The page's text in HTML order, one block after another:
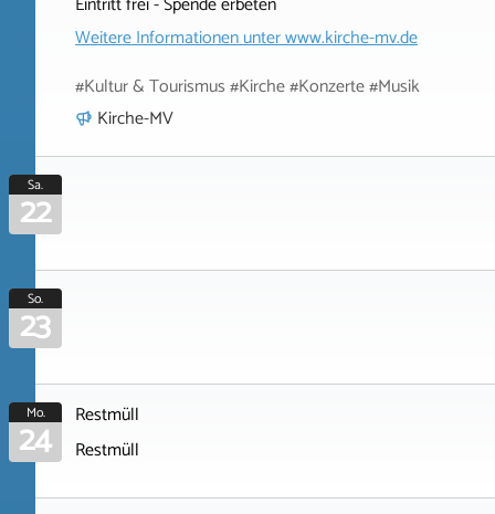
Weitere Informationen unterwww.kirche-mv.de
#Kultur & Tourismus #Kirche #Konzerte #Musik
Kirche-MV
Sa.
22
So.
23
Mo.
24
Restmüll
Restmüll